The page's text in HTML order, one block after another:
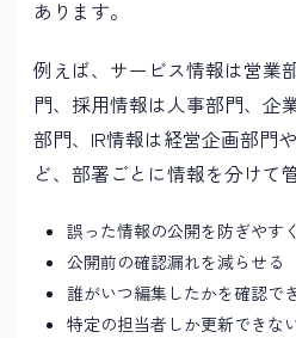
あります。
例えば、サービス情報は営業
門、採用情報は人事部門、企
部門、IR情報は経営企画部門
ど、部署ごとに情報を分けて
誤った情報の公開を防ぎやす
公開前の確認漏れを減らせる
誰がいつ編集したかを確認で
特定の担当者しか更新できな